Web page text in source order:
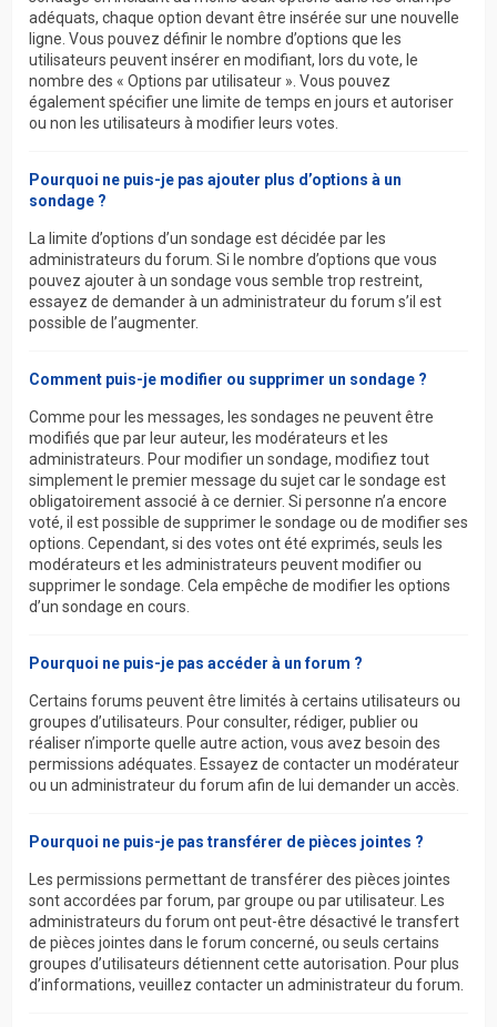
adéquats, chaque option devant être insérée sur une nouvelle
ligne. Vous pouvez définir le nombre d’options que les
utilisateurs peuvent insérer en modifiant, lors du vote, le
nombre des « Options par utilisateur ». Vous pouvez
également spécifier une limite de temps en jours et autoriser
ou non les utilisateurs à modifier leurs votes.
Pourquoi ne puis-je pas ajouter plus d’options à un
sondage ?
La limite d’options d’un sondage est décidée par les
administrateurs du forum. Si le nombre d’options que vous
pouvez ajouter à un sondage vous semble trop restreint,
essayez de demander à un administrateur du forum s’il est
possible de l’augmenter.
Comment puis-je modifier ou supprimer un sondage ?
Comme pour les messages, les sondages ne peuvent être
modifiés que par leur auteur, les modérateurs et les
administrateurs. Pour modifier un sondage, modifiez tout
simplement le premier message du sujet car le sondage est
obligatoirement associé à ce dernier. Si personne n’a encore
voté, il est possible de supprimer le sondage ou de modifier ses
options. Cependant, si des votes ont été exprimés, seuls les
modérateurs et les administrateurs peuvent modifier ou
supprimer le sondage. Cela empêche de modifier les options
d’un sondage en cours.
Pourquoi ne puis-je pas accéder à un forum ?
Certains forums peuvent être limités à certains utilisateurs ou
groupes d’utilisateurs. Pour consulter, rédiger, publier ou
réaliser n’importe quelle autre action, vous avez besoin des
permissions adéquates. Essayez de contacter un modérateur
ou un administrateur du forum afin de lui demander un accès.
Pourquoi ne puis-je pas transférer de pièces jointes ?
Les permissions permettant de transférer des pièces jointes
sont accordées par forum, par groupe ou par utilisateur. Les
administrateurs du forum ont peut-être désactivé le transfert
de pièces jointes dans le forum concerné, ou seuls certains
groupes d’utilisateurs détiennent cette autorisation. Pour plus
d’informations, veuillez contacter un administrateur du forum.